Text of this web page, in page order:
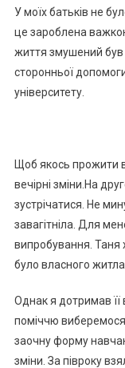
У моїх батьків не
це зароблена
життя змушений
сторонньої
університету.
Щоб якось прожити
вечірні зміни.На
зустрічатися. Не
завагітніла. Для
випробування. Таня
було власного житла.
Однак я дотримав її
поміччю виберемося
заочну форму
зміни. За півроку